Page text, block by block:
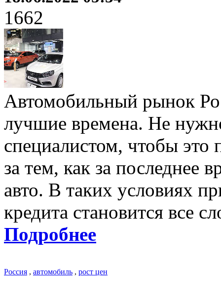
1662
Автомобильный рынок
лучшие времена. Не
специалистом, чтобы это
за тем, как за последнее
авто. В таких условиях
кредита становится все
Подробнее
Россия , автомобиль , рост цен